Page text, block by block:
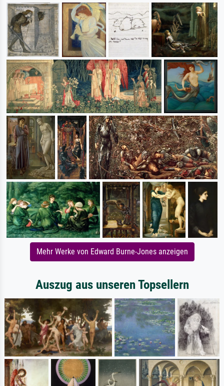
Mehr Werke von Edward Burne-Jones anzeigen
Auszug aus unseren Topsellern